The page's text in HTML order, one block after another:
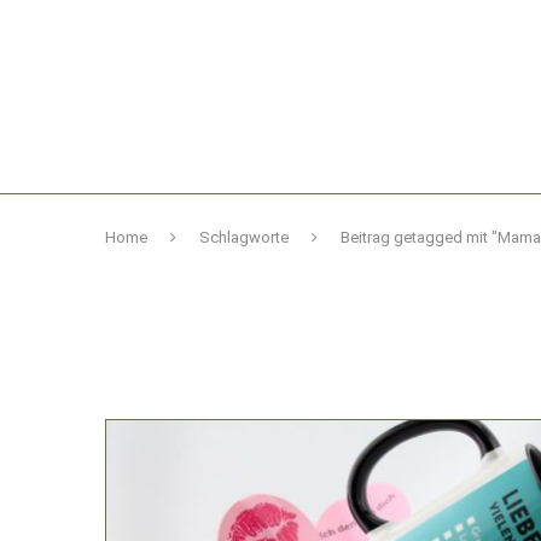
Home Schlagworte Beitrag getagged mit